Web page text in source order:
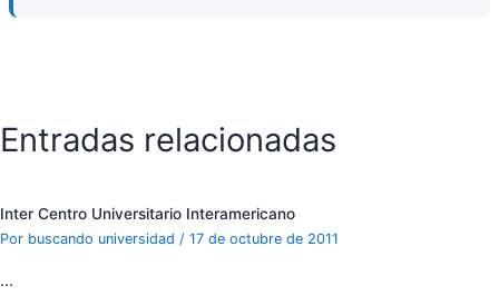
Entradas relacionadas
Inter Centro Universitario Interamericano
Por buscando universidad / 17 de octubre de 2011
…